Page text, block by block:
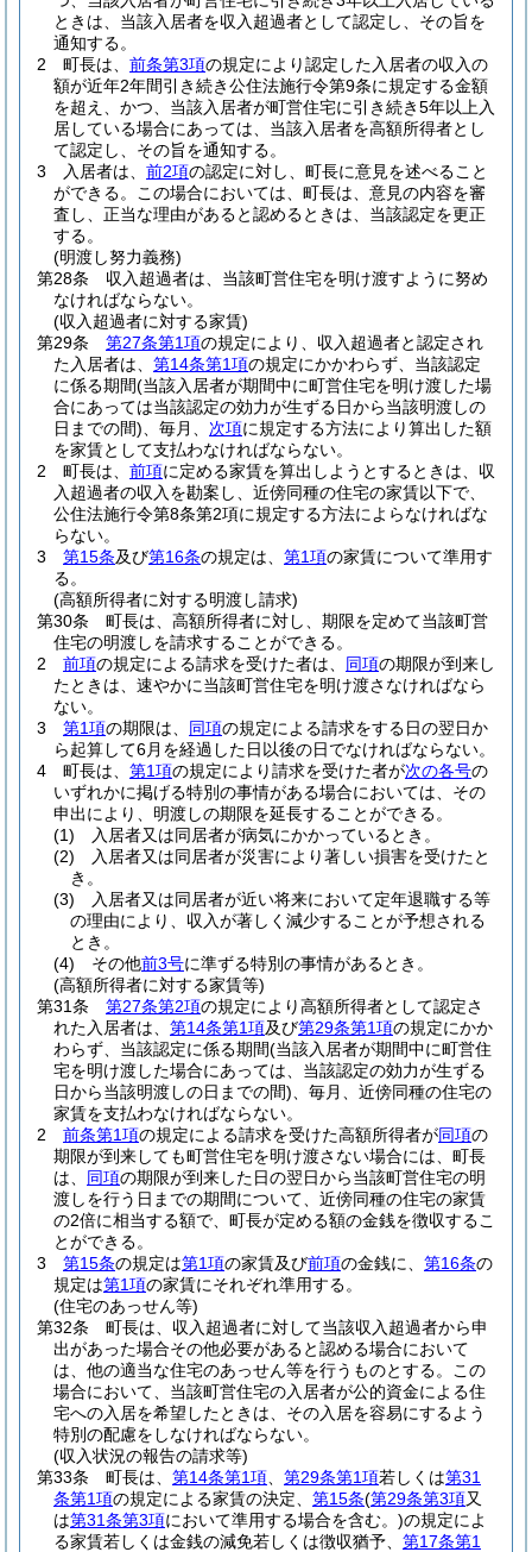
ときは、当該入居者を収入超過者として認定し、その旨を
通知する。
2
町長は、 前条第3項の規定により認定した入居者の収入の
額が近年2年間引き続き公住法施行令第9条に規定する金額
を超え、かつ、当該入居者が町営住宅に引き続き5年以上入
居している場合にあっては、当該入居者を高額所得者とし
て認定し、その旨を通知する。
3
入居者は、 前2項の認定に対し、町長に意見を述べること
ができる。
この場合においては、町長は、意見の内容を審
査し、正当な理由があると認めるときは、当該認定を更正
する。
(明渡し努力義務)
第28条
収入超過者は、当該町営住宅を明け渡すように努め
なければならない。
(収入超過者に対する家賃)
第29条
第27条第1項の規定により、収入超過者と認定され
た入居者は、 第14条第1項の規定にかかわらず、当該認定
に係る期間(当該入居者が期間中に町営住宅を明け渡した場
合にあっては当該認定の効力が生ずる日から当該明渡しの
日までの間) 、毎月、 次項に規定する方法により算出した額
を家賃として支払わなければならない。
2
町長は、 前項に定める家賃を算出しようとするときは、収
入超過者の収入を勘案し、近傍同種の住宅の家賃以下で、
公住法施行令第8条第2項に規定する方法によらなければな
らない。
3
第15条及び第16条の規定は、 第1項の家賃について準用す
る。
(高額所得者に対する明渡し請求)
第30条
町長は、高額所得者に対し、期限を定めて当該町営
住宅の明渡しを請求することができる。
2
前項の規定による請求を受けた者は、 同項の期限が到来し
たときは、速やかに当該町営住宅を明け渡さなければなら
ない。
3
第1項の期限は、 同項の規定による請求をする日の翌日か
ら起算して6月を経過した日以後の日でなければならない。
4
町長は、 第1項の規定により請求を受けた者が次の各号の
いずれかに掲げる特別の事情がある場合においては、その
申出により、明渡しの期限を延長することができる。
(1)
入居者又は同居者が病気にかかっているとき。
(2)
入居者又は同居者が災害により著しい損害を受けたと
き。
(3)
入居者又は同居者が近い将来において定年退職する等
の理由により、収入が著しく減少することが予想される
とき。
(4)
その他前3号に準ずる特別の事情があるとき。
(高額所得者に対する家賃等)
第31条
第27条第2項の規定により高額所得者として認定さ
れた入居者は、 第14条第1項及び第29条第1項の規定にかか
わらず、当該認定に係る期間(当該入居者が期間中に町営住
宅を明け渡した場合にあっては、当該認定の効力が生ずる
日から当該明渡しの日までの間) 、毎月、近傍同種の住宅の
家賃を支払わなければならない。
2
前条第1項の規定による請求を受けた高額所得者が同項の
期限が到来しても町営住宅を明け渡さない場合には、町長
は、 同項の期限が到来した日の翌日から当該町営住宅の明
渡しを行う日までの期間について、近傍同種の住宅の家賃
の2倍に相当する額で、町長が定める額の金銭を徴収するこ
とができる。
3
第15条の規定は第1項の家賃及び前項の金銭に、 第16条の
規定は第1項の家賃にそれぞれ準用する。
(住宅のあっせん等)
第32条
町長は、収入超過者に対して当該収入超過者から申
出があった場合その他必要があると認める場合において
は、他の適当な住宅のあっせん等を行うものとする。
この
場合において、当該町営住宅の入居者が公的資金による住
宅への入居を希望したときは、その入居を容易にするよう
特別の配慮をしなければならない。
(収入状況の報告の請求等)
第33条
町長は、 第14条第1項 第29条第1項若しくは第31
条第1項の規定による家賃の決定、 第15条(第29条第3項又
は第31条第3項において準用する場合を含む。)の規定によ
る家賃若しくは金銭の減免若しくは徴収猶予、 第17条第1